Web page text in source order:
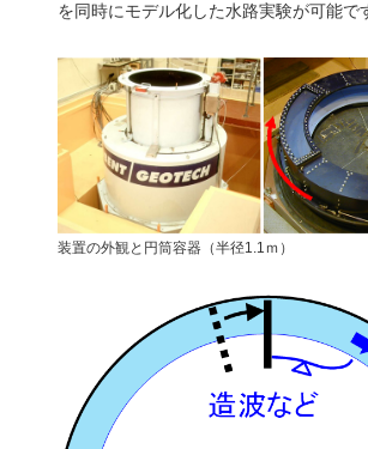
を同時にモデル化した水路実験が可能で
装置の外観と円筒容器（半径1.1ｍ）